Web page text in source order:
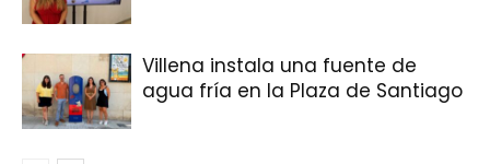
Villena instala una fuente de
agua fría en la Plaza de Santiago